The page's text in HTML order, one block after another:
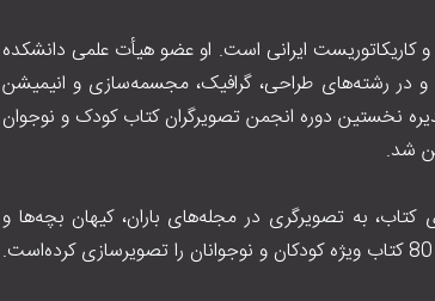
نقاش، تصویرگر و کاریکاتوریست ایرانی است. او عضو هیأت علمی دانشکده
در رشته‌های طراحی، گرافیک، مجسمه‌سازی و انیمیشن
نخستین دوره انجمن تصویرگران کتاب کودک و نوجوان
به تصویرگری در مجله‌های باران، کیهان بچه‌ها و